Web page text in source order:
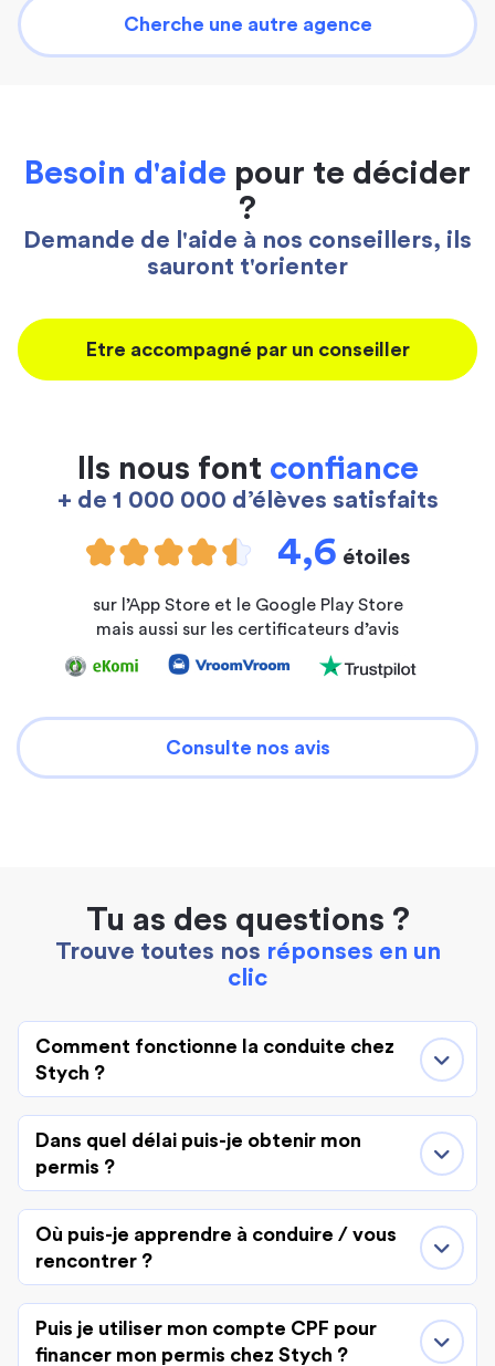
Cherche une autre agence
Besoin d'aide pour te décider
?
Demande de l'aide à nos conseillers, ils
sauront t'orienter
Etre accompagné par un conseiller
Ils nous font confiance
+ de 1 000 000 d’élèves satisfaits
4,6 étoiles
sur l’App Store et le Google Play Store
mais aussi sur les certificateurs d’avis
Consulte nos avis
Tu as des questions ?
Trouve toutes nos réponses en un
clic
Comment fonctionne la conduite chez
Stych ?
Dans quel délai puis-je obtenir mon
permis ?
Où puis-je apprendre à conduire / vous
rencontrer ?
Puis je utiliser mon compte CPF pour
financer mon permis chez Stych ?